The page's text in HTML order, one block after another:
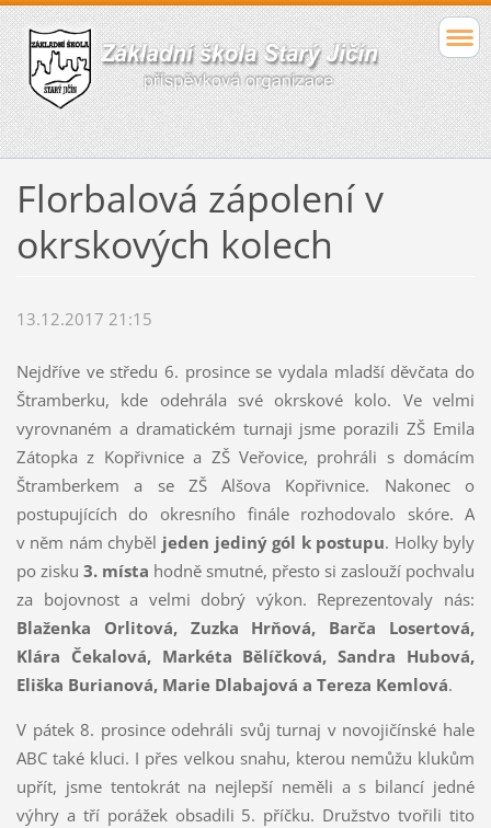
Florbalová zápolení v
okrskových kolech
13.12.2017 21:15
Nejdříve ve středu 6. prosince se vydala mladší děvčata do
Štramberku, kde odehrála své okrskové kolo. Ve velmi
vyrovnaném a dramatickém turnaji jsme porazili ZŠ Emila
Zátopka z Kopřivnice a ZŠ Veřovice, prohráli s domácím
Štramberkem a se ZŠ Alšova Kopřivnice. Nakonec o
postupujících do okresního finále rozhodovalo skóre. A
v něm nám chyběl jeden jediný gól k postupu. Holky byly
po zisku 3. místa hodně smutné, přesto si zaslouží pochvalu
za bojovnost a velmi dobrý výkon. Reprezentovaly nás:
Blaženka Orlitová, Zuzka Hrňová, Barča Losertová,
Klára Čekalová, Markéta Bělíčková, Sandra Hubová,
Eliška Burianová, Marie Dlabajová a Tereza Kemlová.
V pátek 8. prosince odehráli svůj turnaj v novojičínské hale
ABC také kluci. I přes velkou snahu, kterou nemůžu klukům
upřít, jsme tentokrát na nejlepší neměli a s bilancí jedné
výhry a tří porážek obsadili 5. příčku. Družstvo tvořili tito